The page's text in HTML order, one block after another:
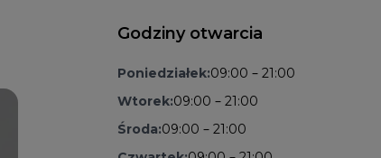
Godziny otwarcia
Poniedziałek:09:00 – 21:00
Wtorek:09:00 – 21:00
Środa:09:00 – 21:00